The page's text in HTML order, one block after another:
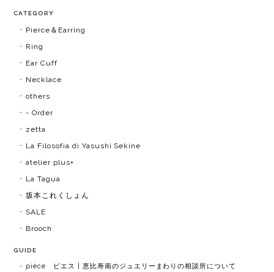
CATEGORY
Pierce＆Earring
Ring
Ear Cuff
Necklace
others
- Order
zetta
La Filosofia di Yasushi Sekine
atelier plus+
La Tagua
坂本これくしょん
SALE
Brooch
GUIDE
pièce ピエス | 恵比寿南のジュエリーまわりの相談所について